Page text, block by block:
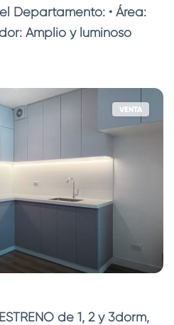
Departamento: • Área:
Amplio y luminoso
VENTA
de 1, 2 y 3dorm,